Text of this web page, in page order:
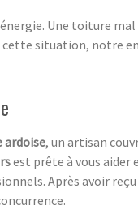
Une toiture
situation, notre
, un artisan
est prête à vous aider
Après avoir